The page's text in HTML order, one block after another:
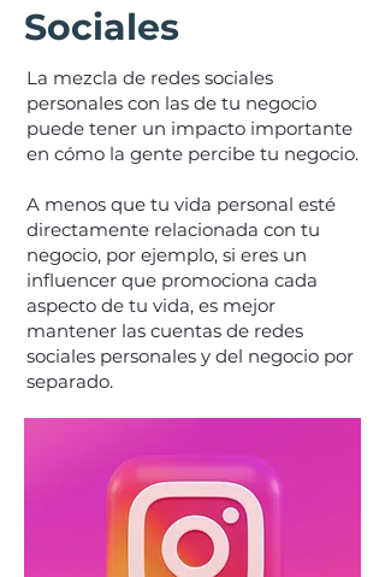
Sociales
La mezcla de redes sociales
personales con las de tu negocio
puede tener un impacto importante
en cómo la gente percibe tu negocio.
A menos que tu vida personal esté
directamente relacionada con tu
negocio, por ejemplo, si eres un
influencer que promociona cada
aspecto de tu vida, es mejor
mantener las cuentas de redes
sociales personales y del negocio por
separado.